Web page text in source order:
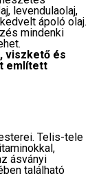
levendulaolaj,
ápoló olaj.
mindenki
viszkető és
említett
Telis-tele
ásványi
található